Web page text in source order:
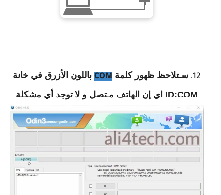
سـتلاحظ ظهور كلمة COM باللون الأزرق في خانة
ID:COM اي إن الهاتف مـتصل و لا توجد أي مشكلة